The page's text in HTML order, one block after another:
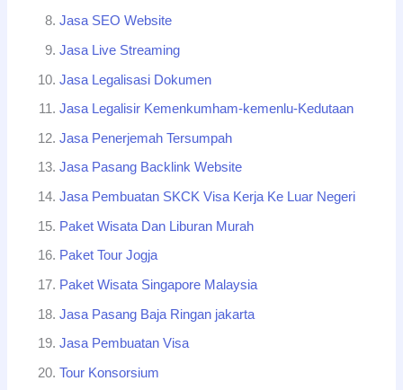
Jasa SEO Website
Jasa Live Streaming
Jasa Legalisasi Dokumen
Jasa Legalisir Kemenkumham-kemenlu-Kedutaan
Jasa Penerjemah Tersumpah
Jasa Pasang Backlink Website
Jasa Pembuatan SKCK Visa Kerja Ke Luar Negeri
Paket Wisata Dan Liburan Murah
Paket Tour Jogja
Paket Wisata Singapore Malaysia
Jasa Pasang Baja Ringan jakarta
Jasa Pembuatan Visa
Tour Konsorsium